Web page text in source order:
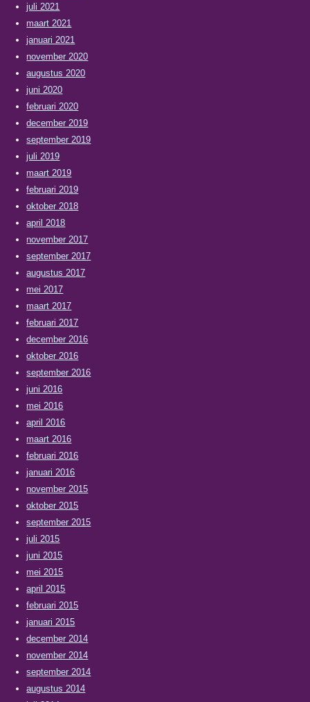
juli 2021
maart 2021
januari 2021
november 2020
augustus 2020
juni 2020
februari 2020
december 2019
september 2019
juli 2019
maart 2019
februari 2019
oktober 2018
april 2018
november 2017
september 2017
augustus 2017
mei 2017
maart 2017
februari 2017
december 2016
oktober 2016
september 2016
juni 2016
mei 2016
april 2016
maart 2016
februari 2016
januari 2016
november 2015
oktober 2015
september 2015
juli 2015
juni 2015
mei 2015
april 2015
februari 2015
januari 2015
december 2014
november 2014
september 2014
augustus 2014